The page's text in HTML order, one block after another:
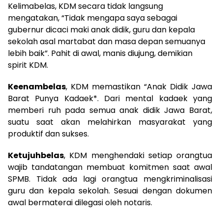
Kelimabelas, KDM secara tidak langsung
mengatakan, “Tidak mengapa saya sebagai
gubernur dicaci maki anak didik, guru dan kepala
sekolah asal martabat dan masa depan semuanya
lebih baik”. Pahit di awal, manis diujung, demikian
spirit KDM.
Keenambelas, KDM memastikan “Anak Didik Jawa
Barat Punya Kadaek*. Dari mental kadaek yang
memberi ruh pada semua anak didik Jawa Barat,
suatu saat akan melahirkan masyarakat yang
produktif dan sukses.
Ketujuhbelas, KDM menghendaki setiap orangtua
wajib tandatangan membuat komitmen saat awal
SPMB. Tidak ada lagi orangtua mengkriminalisasi
guru dan kepala sekolah. Sesuai dengan dokumen
awal bermaterai dilegasi oleh notaris.